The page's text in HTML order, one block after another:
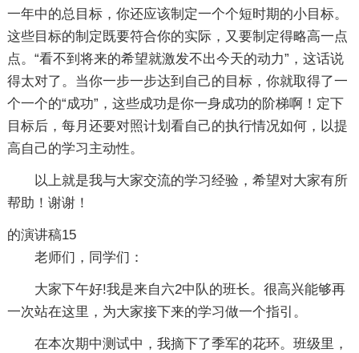
一年中的总目标，你还应该制定一个个短时期的小目标。
这些目标的制定既要符合你的实际，又要制定得略高一点
点。“看不到将来的希望就激发不出今天的动力”，这话说
得太对了。当你一步一步达到自己的目标，你就取得了一
个一个的“成功”，这些成功是你一身成功的阶梯啊！定下
目标后，每月还要对照计划看自己的执行情况如何，以提
高自己的学习主动性。
以上就是我与大家交流的学习经验，希望对大家有所
帮助！谢谢！
的演讲稿15
老师们，同学们：
大家下午好!我是来自六2中队的班长。很高兴能够再
一次站在这里，为大家接下来的学习做一个指引。
在本次期中测试中，我摘下了季军的花环。班级里，